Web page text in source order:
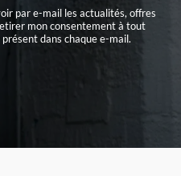
par e-mail les actualités, offres
mon consentement à tout
dans chaque e-mail.